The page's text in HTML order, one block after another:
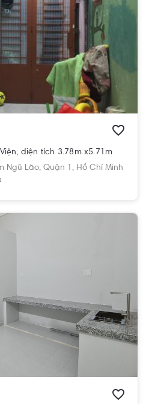
diện tích 3.78m x5.71m
Ngũ Lão, Quận 1, Hồ Chí Minh